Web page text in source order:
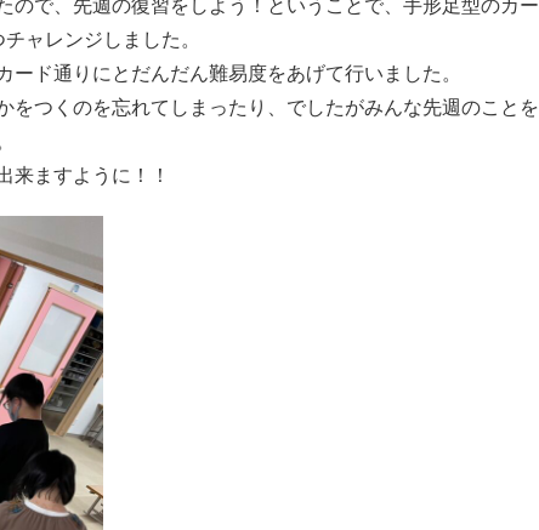
ので、先週の復習をしよう！ということで、手形足型のカー
ャレンジしました。
ド通りにとだんだん難易度をあげて行いました。
をつくのを忘れてしまったり、でしたがみんな先週のことを
来ますように！！